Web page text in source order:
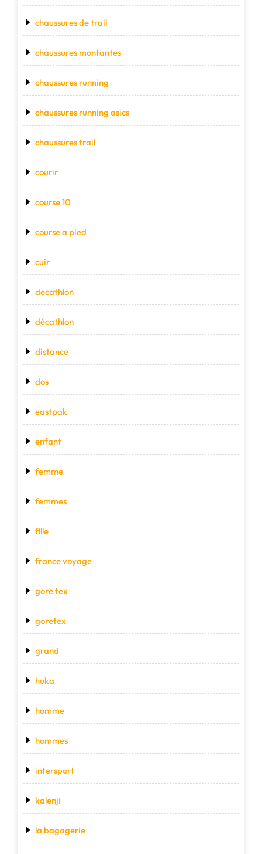
chaussures de trail
chaussures montantes
chaussures running
chaussures running asics
chaussures trail
courir
course 10
course a pied
cuir
decathlon
décathlon
distance
dos
eastpak
enfant
femme
femmes
fille
france voyage
gore tex
goretex
grand
hoka
homme
hommes
intersport
kalenji
la bagagerie